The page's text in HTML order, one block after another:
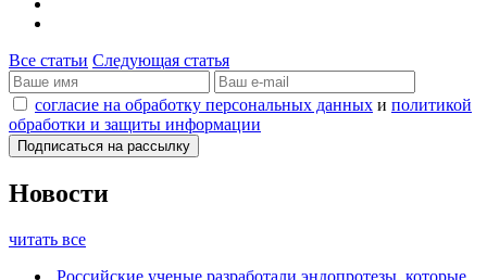
Все статьи Следующая статья
согласие на обработку персональных данных и политикой
обработки и защиты информации
Новости
читать все
Российские ученые разработали эндопротезы, которые